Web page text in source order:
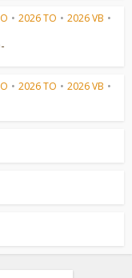
• 2026 TO • 2026 VB •
• 2026 TO • 2026 VB •